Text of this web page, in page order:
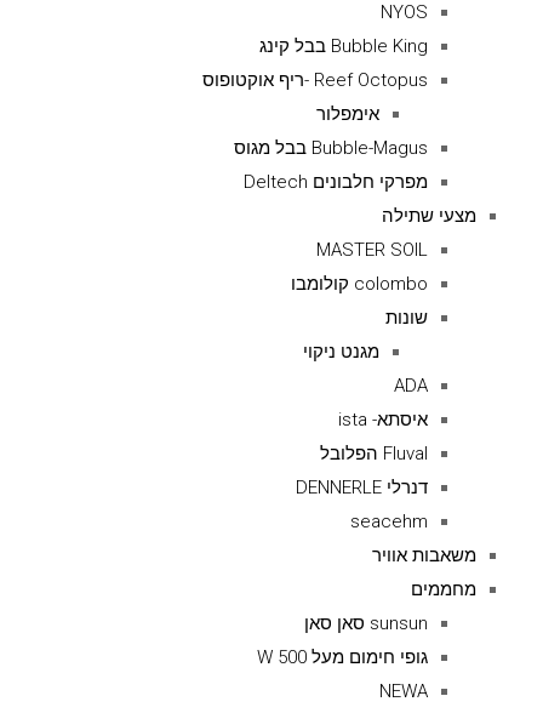
NYOS
Bubble King בבל קינג
Reef Octopus -ריף אוקטופוס
אימפלור
Bubble-Magus בבל מגוס
מפרקי חלבונים Deltech
מצעי שתילה
MASTER SOIL
colombo קולומבו
שונות
מגנט ניקוי
ADA
איסתא- ista
Fluval הפלובל
דנרלי DENNERLE
seacehm
משאבות אוויר
מחממים
sunsun סאן סאן
גופי חימום מעל 500 W
NEWA